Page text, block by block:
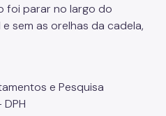
foi parar no largo do
sem as orelhas da cadela,
e Pesquisa